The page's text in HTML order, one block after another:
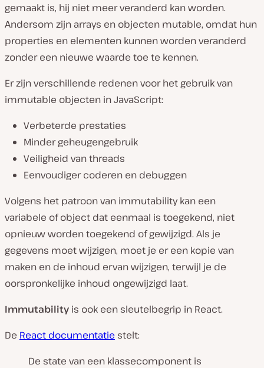
gemaakt is, hij niet meer veranderd kan worden.
Andersom zijn arrays en objecten mutable, omdat hun
properties en elementen kunnen worden veranderd
zonder een nieuwe waarde toe te kennen.
Er zijn verschillende redenen voor het gebruik van
immutable objecten in JavaScript:
Verbeterde prestaties
Minder geheugengebruik
Veiligheid van threads
Eenvoudiger coderen en debuggen
Volgens het patroon van immutability kan een
variabele of object dat eenmaal is toegekend, niet
opnieuw worden toegekend of gewijzigd. Als je
gegevens moet wijzigen, moet je er een kopie van
maken en de inhoud ervan wijzigen, terwijl je de
oorspronkelijke inhoud ongewijzigd laat.
Immutability is ook een sleutelbegrip in React.
De React documentatie stelt:
De state van een klassecomponent is